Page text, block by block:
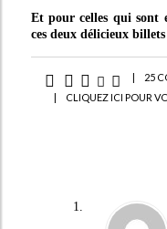
Et pour celles qui sont
ces deux délicieux billets
|
25
|
CLIQUEZ ICI POUR